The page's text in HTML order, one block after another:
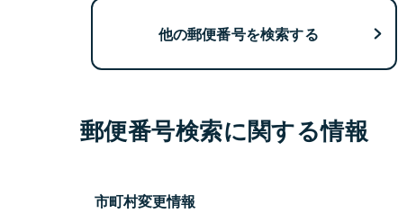
他の郵便番号を検索する
郵便番号検索に関する情報
市町村変更情報